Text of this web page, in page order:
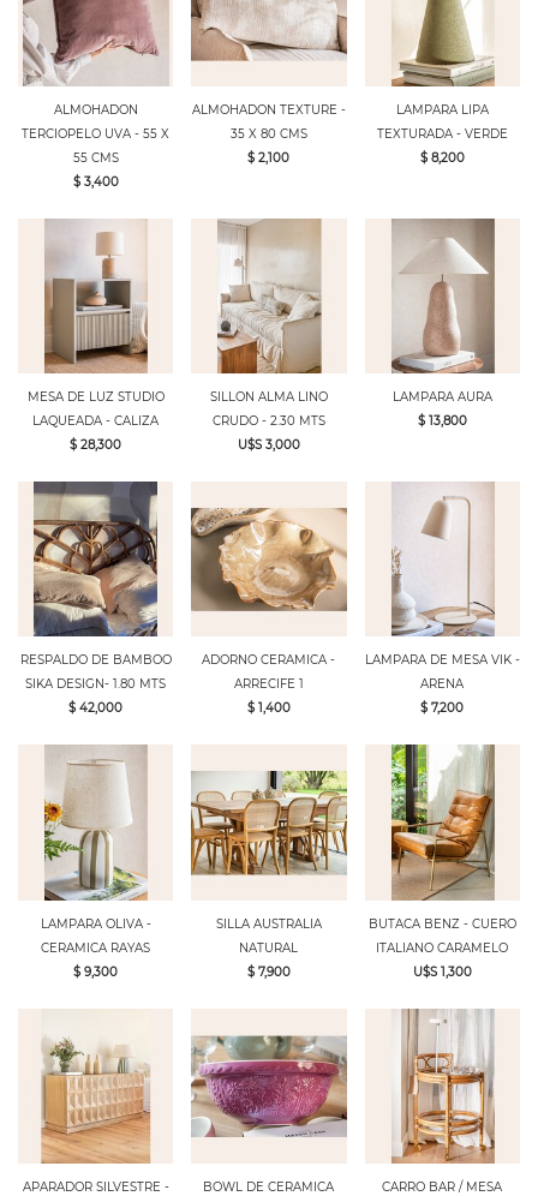
ALMOHADON
TERCIOPELO UVA - 55 X
55 CMS
$ 3,400
ALMOHADON TEXTURE -
35 X 80 CMS
$ 2,100
LAMPARA LIPA
TEXTURADA - VERDE
$ 8,200
MESA DE LUZ STUDIO
LAQUEADA - CALIZA
$ 28,300
SILLON ALMA LINO
CRUDO - 2.30 MTS
U$S 3,000
LAMPARA AURA
$ 13,800
RESPALDO DE BAMBOO
SIKA DESIGN- 1.80 MTS
$ 42,000
ADORNO CERAMICA -
ARRECIFE 1
$ 1,400
LAMPARA DE MESA VIK -
ARENA
$ 7,200
LAMPARA OLIVA -
CERAMICA RAYAS
$ 9,300
SILLA AUSTRALIA
NATURAL
$ 7,900
BUTACA BENZ - CUERO
ITALIANO CARAMELO
U$S 1,300
APARADOR SILVESTRE -
BOWL DE CERAMICA
CARRO BAR / MESA